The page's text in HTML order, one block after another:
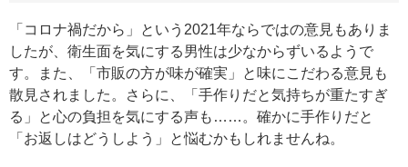
「コロナ禍だから」という2021年ならではの意見もありま
したが、衛生面を気にする男性は少なからずいるようで
す。また、「市販の方が味が確実」と味にこだわる意見も
散見されました。さらに、「手作りだと気持ちが重たすぎ
る」と心の負担を気にする声も……。確かに手作りだと
「お返しはどうしよう」と悩むかもしれませんね。